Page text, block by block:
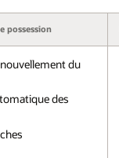
possession
du
des